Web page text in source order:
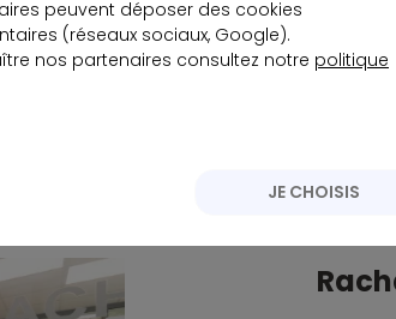
d’incident. Nos conseillers à
le choix de l’assurance de prêt
offres disponibles sur
tout en veillant à ce
peuvent déposer des cookies
(réseaux sociaux, Google).
nos partenaires consultez notre politique
JE CHOISIS